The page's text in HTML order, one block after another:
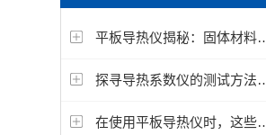
平板导热仪揭秘：固体材料导热系数的精准测定
探寻导热系数仪的测试方法与精度验证
在使用平板导热仪时，这些细节问题一定要注意